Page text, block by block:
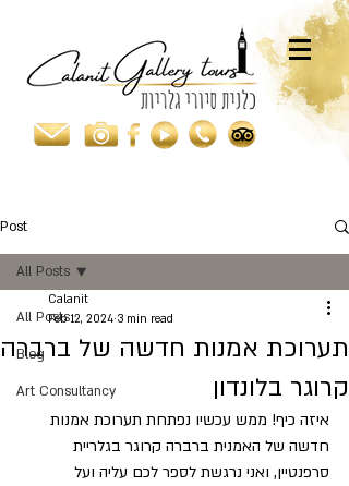
Post
All Posts
Blog
Art Consultancy
All Posts
תערוכת אמנות חדשה של ברברה
קרוגר בלונדון
Calanit
Feb 12, 2024 3 min read
איזה כיף! ממש עכשיו נפתחת תערוכת אמנות
חדשה של האמנית ברברה קרוגר בגלריית
סרפנטיין, ואני נרגשת לספר לכם עליה ועל